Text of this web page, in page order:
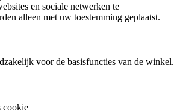
en sociale netwerken te
alleen met uw toestemming geplaatst.
voor de basisfuncties van de winkel.
cookie